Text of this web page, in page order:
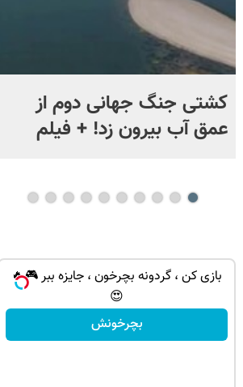
کشتی‌ جنگ جهانی دوم از
عمق آب بیرون زد! + فیلم
بازی کن ، گردونه بچرخون ، جایزه ببر 🎮🔥
😍
بچرخونش